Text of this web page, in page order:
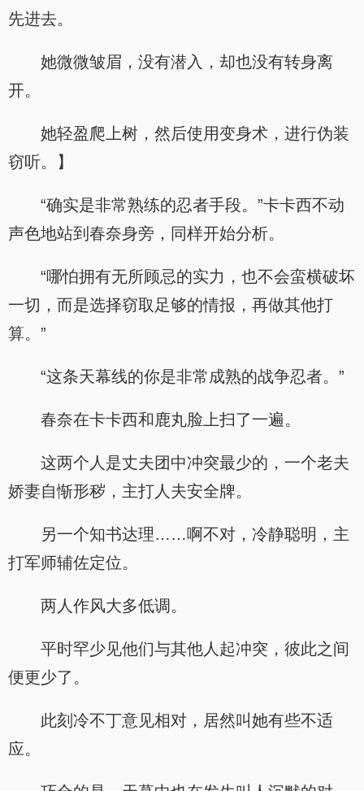
先进去。
她微微皱眉，没有潜入，却也没有转身离
开。
她轻盈爬上树，然后使用变身术，进行伪装
窃听。】
“确实是非常熟练的忍者手段。”卡卡西不动
声色地站到春奈身旁，同样开始分析。
“哪怕拥有无所顾忌的实力，也不会蛮横破坏
一切，而是选择窃取足够的情报，再做其他打
算。”
“这条天幕线的你是非常成熟的战争忍者。”
春奈在卡卡西和鹿丸脸上扫了一遍。
这两个人是丈夫团中冲突最少的，一个老夫
娇妻自惭形秽，主打人夫安全牌。
另一个知书达理……啊不对，冷静聪明，主
打军师辅佐定位。
两人作风大多低调。
平时罕少见他们与其他人起冲突，彼此之间
便更少了。
此刻冷不丁意见相对，居然叫她有些不适
应。